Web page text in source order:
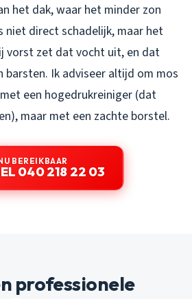
het dak, waar het minder zon
niet direct schadelijk, maar het
vorst zet dat vocht uit, en dat
barsten. Ik adviseer altijd om mos
een hogedrukreiniger (dat
maar met een zachte borstel.
BEREIKBAAR
040 218 22 03
professionele